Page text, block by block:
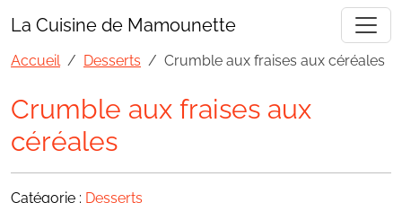
La Cuisine de Mamounette
Accueil Desserts Crumble aux fraises aux céréales
Crumble aux fraises aux
céréales
Catégorie : Desserts